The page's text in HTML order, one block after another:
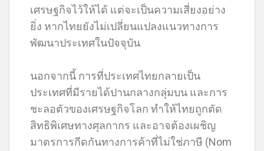
เศรษฐกิจไว้ให้ได้ แต่จะเป็นความเสี่ยงอย่าง
ยิ่ง หากไทยยังไม่เปลี่ยนแปลงแนวทางการ
พัฒนาประเทศในปัจจุบัน
นอกจากนี้ การที่ประเทศไทยกลายเป็น
ประเทศที่มีรายได้ปานกลางกลุ่มบน และการ
ชะลอตัวของเศรษฐกิจโลก ทำให้ไทยถูกตัด
สิทธิพิเศษทางศุลกากร และอาจต้องเผชิญ
มาตรการกีดกันทางการค้าที่ไม่ใช่ภาษี (Nom